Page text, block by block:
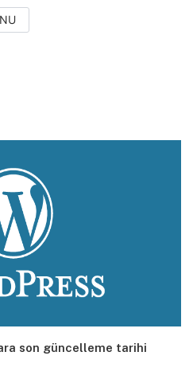
son güncelleme tarihi